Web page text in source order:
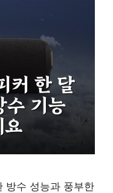
방수 성능과 풍부한